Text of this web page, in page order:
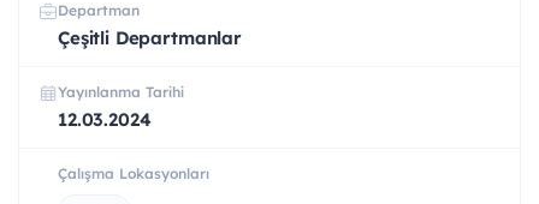
Departman
Çeşitli Departmanlar
Yayınlanma Tarihi
12.03.2024
Çalışma Lokasyonları